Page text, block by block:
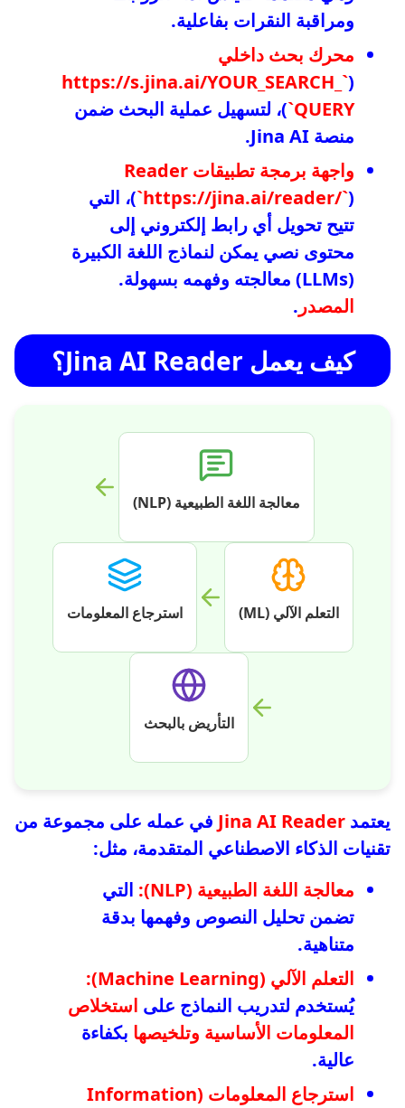
ومراقبة النقرات بفاعلية.
محرك بحث داخلي
(
`https://s.jina.ai/YOUR_SEARCH_
QUERY` )، لتسهيل عملية البحث ضمن
منصة Jina AI.
واجهة برمجة تطبيقات Reader
(`https://jina.ai/reader/` )، التي
تتيح تحويل أي رابط إلكتروني إلى
محتوى نصي يمكن لنماذج اللغة الكبيرة
(LLMs) معالجته وفهمه بسهولة.
المصدر .
كيف يعمل Jina AI Reader؟
معالجة اللغة الطبيعية (NLP)
التعلم الآلي (ML) استرجاع المعلومات
التأريض بالبحث
يعتمد Jina AI Reader في عمله على مجموعة من
تقنيات الذكاء الاصطناعي المتقدمة، مثل:
معالجة اللغة الطبيعية (NLP):
التي
تضمن تحليل النصوص وفهمها بدقة
متناهية.
التعلم الآلي (Machine Learning):
يُستخدم لتدريب النماذج على استخلاص
المعلومات الأساسية وتلخيصها بكفاءة
عالية.
استرجاع المعلومات (Information